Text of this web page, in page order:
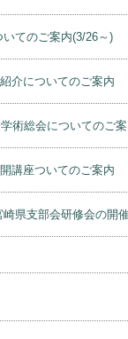
いてのご案内(3/26～)
介についてのご案内
術総会についてのご
講座ついてのご案内
県支部会研修会の開